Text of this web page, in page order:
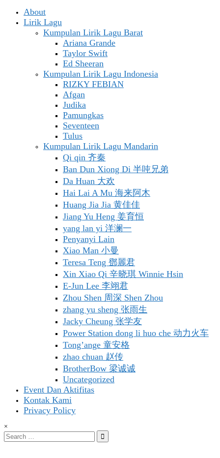
About
Lirik Lagu
Kumpulan Lirik Lagu Barat
Ariana Grande
Taylor Swift
Ed Sheeran
Kumpulan Lirik Lagu Indonesia
RIZKY FEBIAN
Afgan
Judika
Pamungkas
Seventeen
Tulus
Kumpulan Lirik Lagu Mandarin
Qi qin 齐秦
Ban Dun Xiong Di 半吨兄弟
Da Huan 大欢
Hai Lai A Mu 海来阿木
Huang Jia Jia 黄佳佳
Jiang Yu Heng 姜育恒
yang lan yi 洋澜一
Penyanyi Lain
Xiao Man 小曼
Teresa Teng 鄧麗君
Xin Xiao Qi 辛晓琪 Winnie Hsin
E-Jun Lee 李翊君
Zhou Shen 周深 Shen Zhou
zhang yu sheng 张雨生
Jacky Cheung 张学友
Power Station dong li huo che 动力火车
Tong’ange 童安格
zhao chuan 赵传
BrotherBow 梁诚诚
Uncategorized
Event Dan Aktifitas
Kontak Kami
Privacy Policy
×
Search
for: